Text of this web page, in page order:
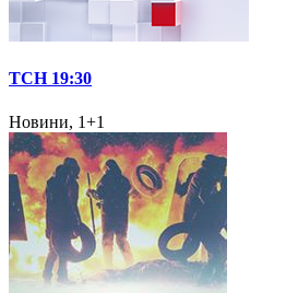
ТСН 19:30
Новини, 1+1